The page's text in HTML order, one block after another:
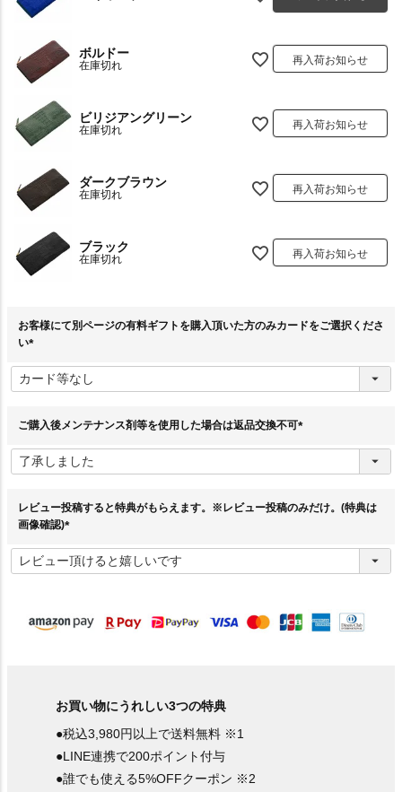
ボルドー
在庫切れ 再入荷お知らせ
ビリジアングリーン
在庫切れ 再入荷お知らせ
ダークブラウン
在庫切れ 再入荷お知らせ
ブラック
在庫切れ 再入荷お知らせ
お客様にて別ページの有料ギフトを購入頂いた方のみカードをご選択くださ
い
必
須
ご購入後メンテナンス剤等を使用した場合は返品交換不可
須
レビュー投稿すると特典がもらえます。※レビュー投稿のみだけ。(特典は
画像確認)
必
須
お買い物にうれしい3つの特典
●税込3,980円以上で送料無料 ※1
●LINE連携で200ポイント付与
●誰でも使える5%OFFクーポン ※2